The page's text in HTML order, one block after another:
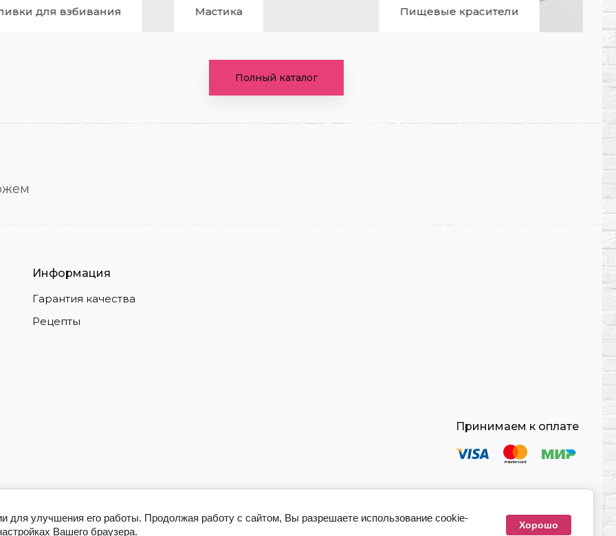
Мастика Пищевые красители
Полный каталог
Информация
Гарантия качества
Рецепты
Принимаем к оплате
для улучшения его работы. Продолжая работу с сайтом, Вы разрешаете использование cookie-
Вашего браузера.
Хорошо